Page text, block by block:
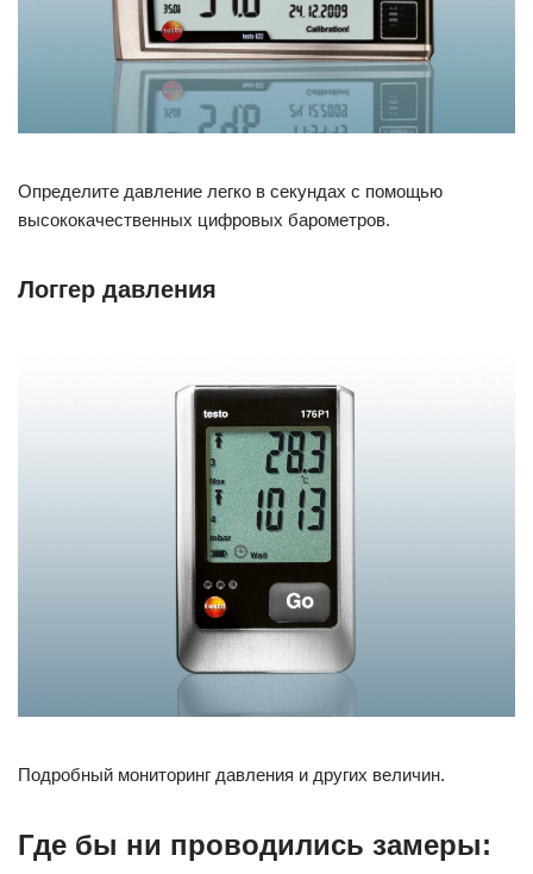
Определите давление легко в секундах с помощью
высококачественных цифровых барометров.
Логгер давления
Подробный мониторинг давления и других величин.
Где бы ни проводились замеры: